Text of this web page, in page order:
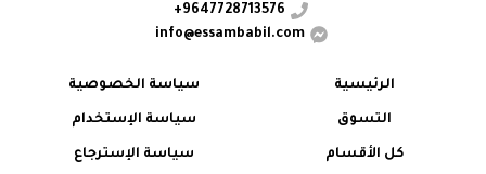
9647728713576+
info@essambabil.com
الرئيسية
التسوق
كل الأقسام
سياسة الخصوصية
سياسة الإستخدام
سياسة الإسترجاع